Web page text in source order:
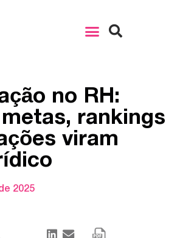
no RH:
rankings
viram
2025